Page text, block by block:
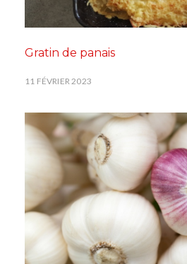
Gratin de panais
11 FÉVRIER 2023